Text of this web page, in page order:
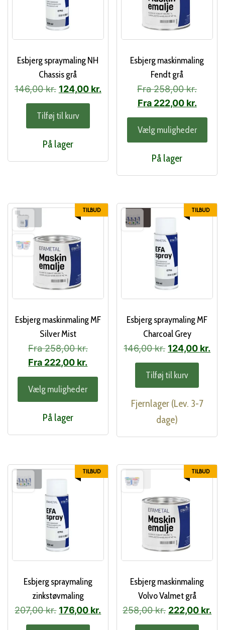
Esbjerg spraymaling NH
Chassis grå
146,00kr. Den
oprindelige
pris
var:
146,00 kr..
124,00 kr.Den
124,00 kr..
Tilføj til kurv
På lager
Esbjerg maskinmaling
Fendt grå
Fra258,00kr.
Fra 222,00 kr.
Vælg muligheder
kan
På lager
TILBUD
Esbjerg maskinmaling MF
Silver Mist
Fra258,00kr.
Fra 222,00 kr.
Vælg muligheder
Dette
varianter.
kan
vælges
På lager
TILBUD
Esbjerg spraymaling MF
Charcoal Grey
146,00kr. Den
oprindelige
pris
var:
146,00 kr..
124,00 kr.
Tilføj til kurv
Fjernlager (Lev. 3-7
dage)
TILBUD
Esbjerg spraymaling
zinkstøvmaling
207,00kr. Den
oprindelige
176,00 kr.
TILBUD
Esbjerg maskinmaling
Volvo Valmet grå
258,00kr. Den
oprindelige
222,00 kr.